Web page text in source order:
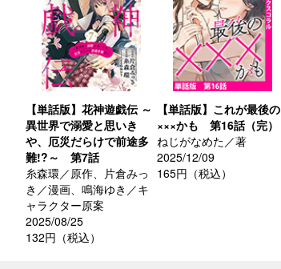
【単話版】花神遊戯伝 ～
異世界で溺愛と思いき
や、厄災だらけで前途多
難!?～ 第7話
糸森環／原作、片倉みっ
き／漫画、鳴海ゆき／キ
ャラクター原案
2025/08/25
132円（税込）
【単話版】これが最後の
×××かも 第16話（完）
ねじがなめた／著
2025/12/09
165円（税込）